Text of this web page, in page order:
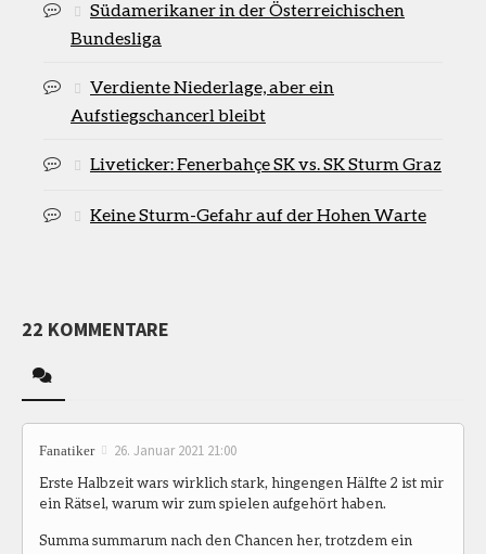
Südamerikaner in der Österreichischen
Bundesliga
Verdiente Niederlage, aber ein
Aufstiegschancerl bleibt
Liveticker: Fenerbahçe SK vs. SK Sturm Graz
Keine Sturm-Gefahr auf der Hohen Warte
22 KOMMENTARE
Fanatiker 26. Januar 2021 21:00
Erste Halbzeit wars wirklich stark, hingengen Hälfte 2 ist mir
ein Rätsel, warum wir zum spielen aufgehört haben.
Summa summarum nach den Chancen her, trotzdem ein